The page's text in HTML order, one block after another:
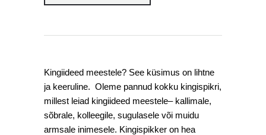
Kingiideed meestele? See küsimus on lihtne
ja keeruline. Oleme pannud kokku kingispikri,
millest leiad kingiideed meestele– kallimale,
sõbrale, kolleegile, sugulasele või muidu
armsale inimesele. Kingispikker on hea